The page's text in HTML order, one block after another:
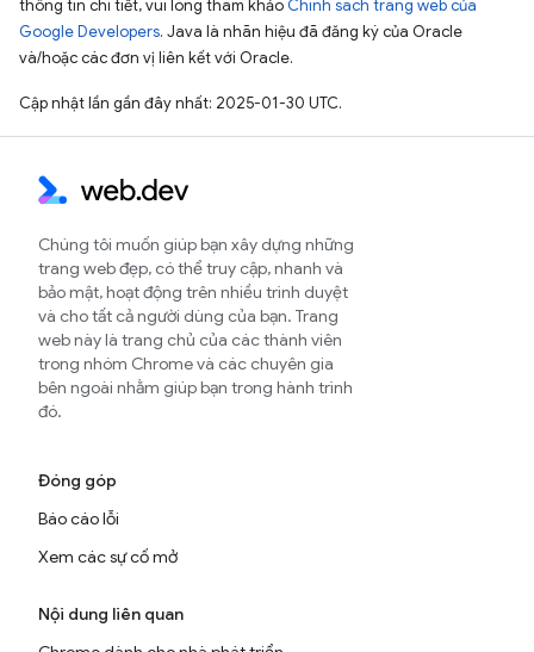
thông tin chi tiết, vui lòng tham khảo Chính sách trang web của
Google Developers. Java là nhãn hiệu đã đăng ký của Oracle
và/hoặc các đơn vị liên kết với Oracle.
Cập nhật lần gần đây nhất: 2025-01-30 UTC.
Chúng tôi muốn giúp bạn xây dựng những
trang web đẹp, có thể truy cập, nhanh và
bảo mật, hoạt động trên nhiều trình duyệt
và cho tất cả người dùng của bạn. Trang
web này là trang chủ của các thành viên
trong nhóm Chrome và các chuyên gia
bên ngoài nhằm giúp bạn trong hành trình
đó.
Đóng góp
Báo cáo lỗi
Xem các sự cố mở
Nội dung liên quan